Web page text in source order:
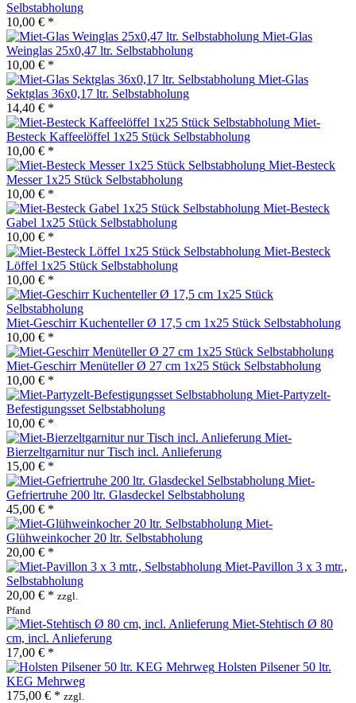
Selbstabholung
10,00 € *
Miet-Glas
Weinglas 25x0,47 ltr. Selbstabholung
10,00 € *
Miet-Glas
Sektglas 36x0,17 ltr. Selbstabholung
14,40 € *
Miet-
Besteck Kaffeelöffel 1x25 Stück Selbstabholung
10,00 € *
Miet-Besteck
Messer 1x25 Stück Selbstabholung
10,00 € *
Miet-Besteck
Gabel 1x25 Stück Selbstabholung
10,00 € *
Miet-Besteck
Löffel 1x25 Stück Selbstabholung
10,00 € *
Miet-Geschirr Kuchenteller Ø 17,5 cm 1x25 Stück Selbstabholung
10,00 € *
Miet-Geschirr Menüteller Ø 27 cm 1x25 Stück Selbstabholung
10,00 € *
Miet-Partyzelt-
Befestigungsset Selbstabholung
10,00 € *
Miet-
Bierzeltgarnitur nur Tisch incl. Anlieferung
15,00 € *
Miet-
Gefriertruhe 200 ltr. Glasdeckel Selbstabholung
45,00 € *
Miet-
Glühweinkocher 20 ltr. Selbstabholung
20,00 € *
Miet-Pavillon 3 x 3 mtr.,
Selbstabholung
20,00 € * zzgl.
Pfand
Miet-Stehtisch Ø 80
cm, incl. Anlieferung
17,00 € *
Holsten Pilsener 50 ltr.
KEG Mehrweg
175,00 € * zzgl.